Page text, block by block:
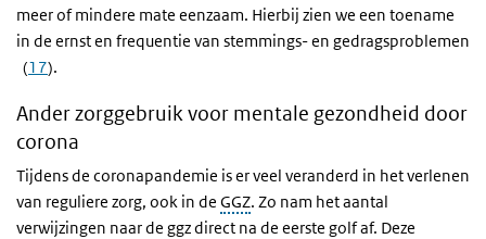
meer of mindere mate eenzaam. Hierbij zien we een toename
in de ernst en frequentie van stemmings- en gedragsproblemen
(17).
Ander zorggebruik voor mentale gezondheid door
corona
Tijdens de coronapandemie is er veel veranderd in het verlenen
van reguliere zorg, ook in de GGZ. Zo nam het aantal
verwijzingen naar de ggz direct na de eerste golf af. Deze